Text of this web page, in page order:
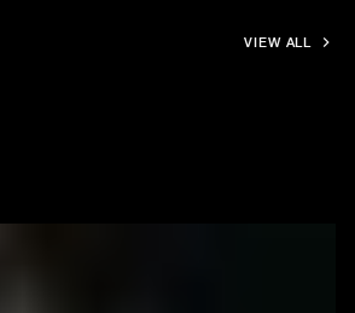
VIEW ALL